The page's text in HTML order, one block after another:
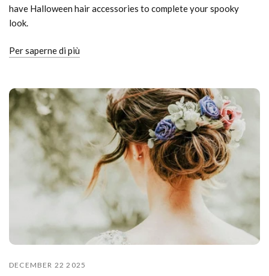
have Halloween hair accessories to complete your spooky
look.
Per saperne di più
DECEMBER 22 2025